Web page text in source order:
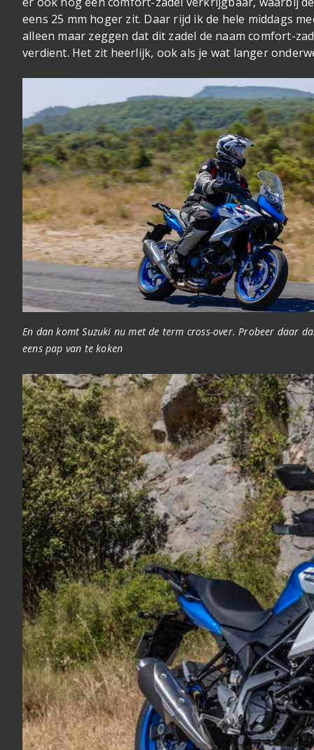
eens 25 mm hoger zit. Daar rijd ik de hele middags
alleen maar zeggen dat dit zadel de naam comfort-
verdient. Het zit heerlijk, ook als je wat langer
En dan komt Suzuki nu met de term cross-over. Probeer daar
eens pap van te koken